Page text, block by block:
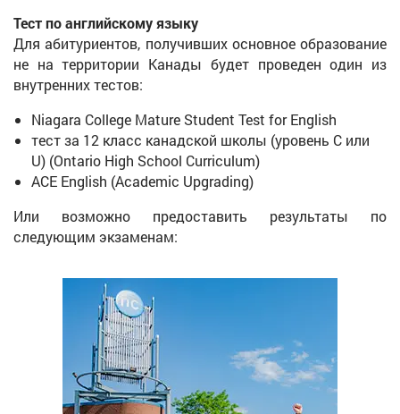
Тест по английскому языку
Для абитуриентов, получивших основное образование
не на территории Канады будет проведен один из
внутренних тестов:
Niagara College Mature Student Test for English
тест за 12 класс канадской школы (уровень C или
U) (Ontario High School Curriculum)
ACE English (Academic Upgrading)
Или возможно предоставить результаты по
следующим экзаменам: